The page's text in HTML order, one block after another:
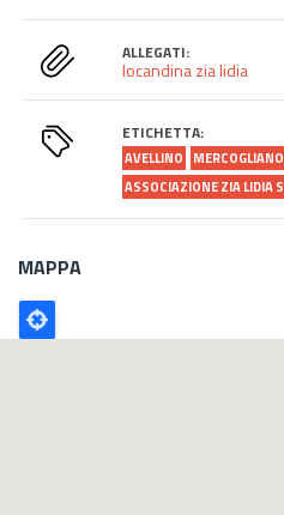
ALLEGATI:
locandina zia lidia
ETICHETTA:
AVELLINO MERCOGLIANO
ASSOCIAZIONE ZIA LIDIA
MAPPA
Poligono
GEO